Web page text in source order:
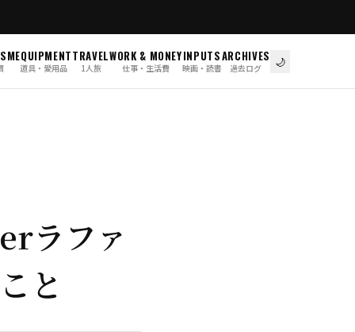
EQUIPMENT
道具・愛用品
TRAVEL
1人旅
WORK & MONEY
仕事・生活費
INPUTS
映画・読書
ARCHIVES
過去ログ 🌙
ラファ
と